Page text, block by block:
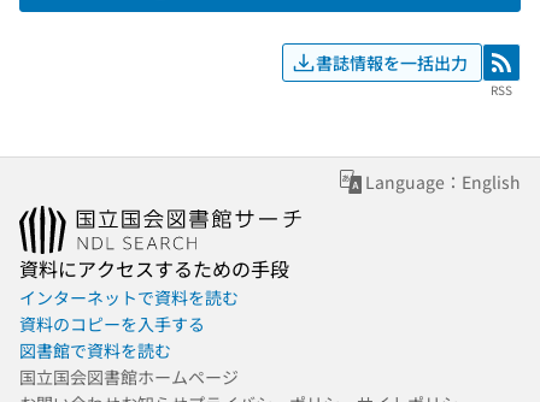
書誌情報を一括出力 RSS
RSS
Language：English
資料にアクセスするための手段
インターネットで資料を読む
資料のコピーを入手する
図書館で資料を読む
国立国会図書館ホームページ